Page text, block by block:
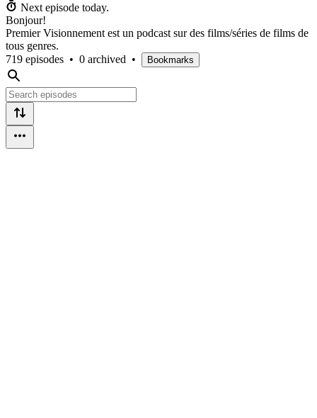
Next episode today.
Bonjour!
Premier Visionnement est un podcast sur des films/séries de films de
tous genres.
719 episodes • 0 archived • Bookmarks